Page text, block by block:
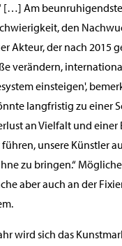
[…] Am
den
Akteur, der nach 2015
verändern,
einsteigen',
langfristig zu einer
an Vielfalt und
unsere Künstler
zu bringen.“
aber auch an der
wird sich das